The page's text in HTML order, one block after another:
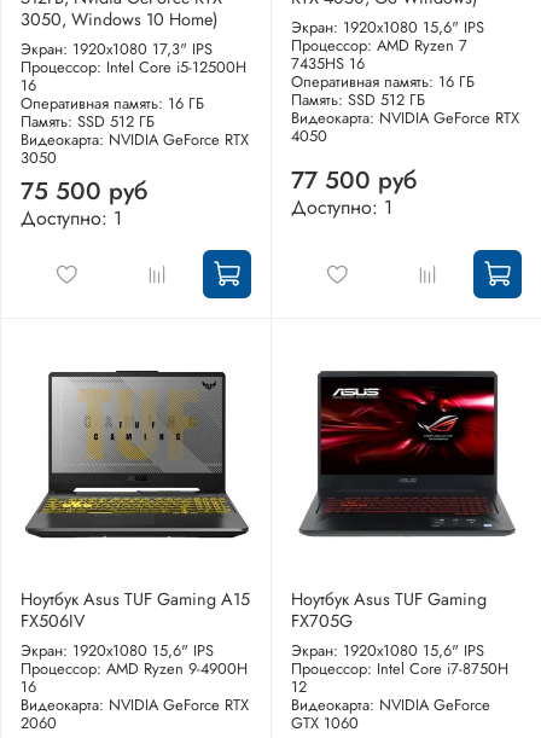
3050, Windows 10 Home)
Экран: 1920x1080 17,3" IPS
Процессор: Intel Core i5-12500H
16
Оперативная память: 16 ГБ
Память: SSD 512 ГБ
Видеокарта: NVIDIA GeForce RTX
3050
75 500 руб
Доступно: 1
Экран: 1920x1080 15,6" IPS
Процессор: AMD Ryzen 7
7435HS 16
Оперативная память: 16 ГБ
Память: SSD 512 ГБ
Видеокарта: NVIDIA GeForce RTX
4050
77 500 руб
Доступно: 1
Ноутбук Asus TUF Gaming A15
FX506IV
Экран: 1920x1080 15,6" IPS
Процессор: AMD Ryzen 9-4900H
16
Видеокарта: NVIDIA GeForce RTX
2060
Ноутбук Asus TUF Gaming
FX705G
Экран: 1920x1080 15,6" IPS
Процессор: Intel Core i7-8750H
12
Видеокарта: NVIDIA GeForce
GTX 1060